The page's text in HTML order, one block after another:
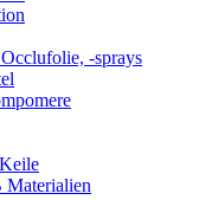
-sprays
Materialien